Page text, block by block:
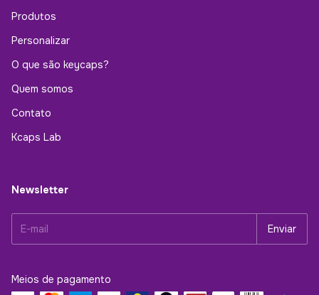
Produtos
Personalizar
O que são keycaps?
Quem somos
Contato
Kcaps Lab
Newsletter
Meios de pagamento